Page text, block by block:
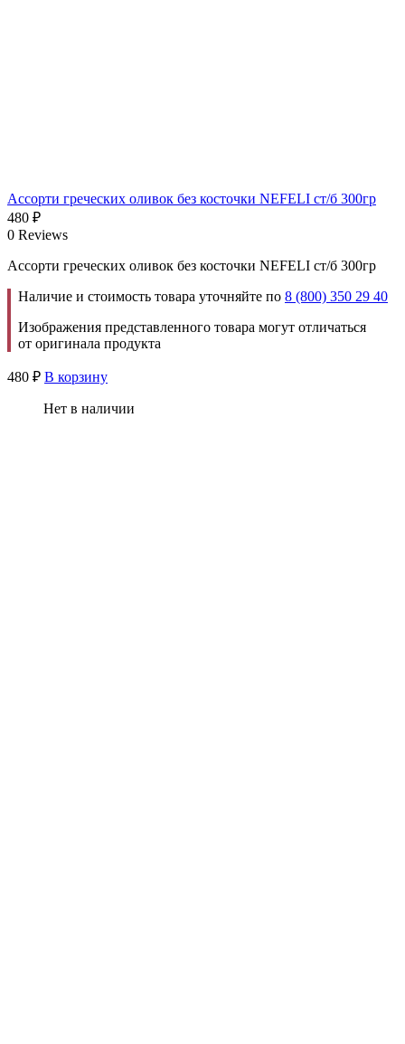
Ассорти греческих оливок без косточки NEFELI ст/б 300гр
480 ₽
0 Reviews
Ассорти греческих оливок без косточки NEFELI ст/б 300гр
Наличие и стоимость товара уточняйте по 8 (800) 350 29 40
Изображения представленного товара могут отличаться
от оригинала продукта
480 ₽ В корзину
Нет в наличии